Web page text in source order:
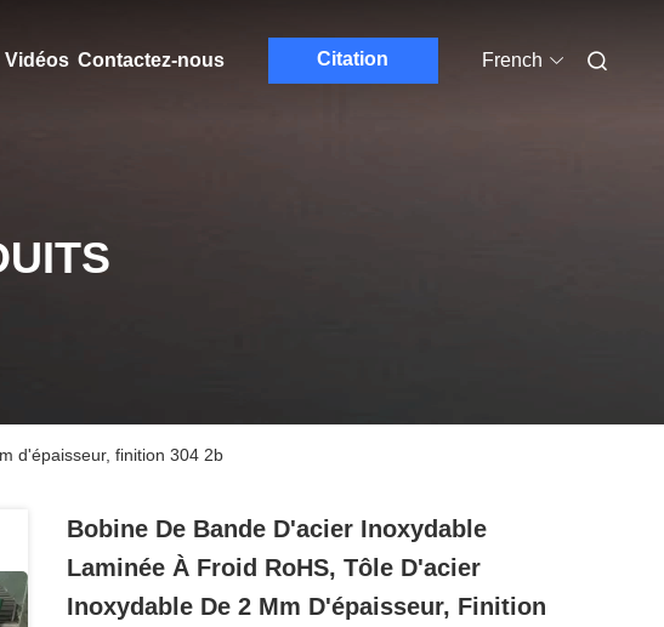
Vidéos Contactez-nous Citation French
d'épaisseur, finition 304 2b
Bobine De Bande D'acier Inoxydable
Laminée À Froid RoHS, Tôle D'acier
Inoxydable De 2 Mm D'épaisseur, Finition